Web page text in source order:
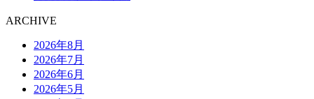
ARCHIVE
2026年8月
2026年7月
2026年6月
2026年5月